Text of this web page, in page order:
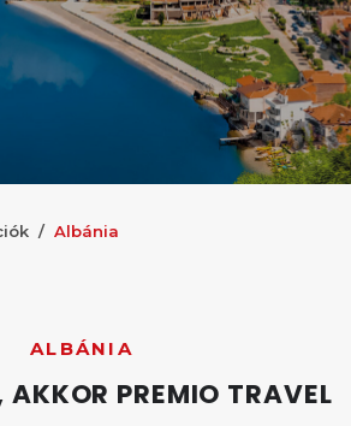
Albánia
ALBÁNIA
PREMIO TRAVEL